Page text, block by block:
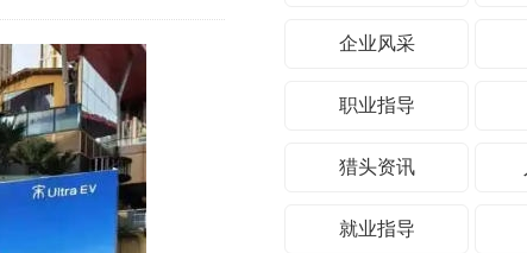
1680 企业风采
职业指导
猎头资讯
就业指导